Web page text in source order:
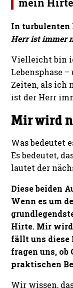
In turbulenten
Herr ist immer
Vielleicht bin
Lebensphase
Zeiten, als ich
ist der Herr
Mir wird
Was bedeutet
Es bedeutet,
lautet der
Diese beiden
Wenn es um
Hirte. Mir
fällt uns diese
fragen uns,
praktischen
Wir wissen,